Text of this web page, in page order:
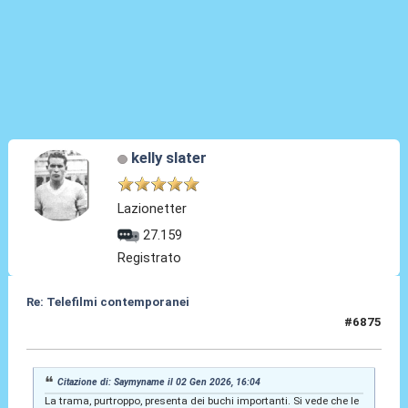
kelly slater
Lazionetter
27.159
Registrato
Re: Telefilmi contemporanei
#6875
Citazione di: Saymyname il 02 Gen 2026, 16:04
La trama, purtroppo, presenta dei buchi importanti. Si vede che le